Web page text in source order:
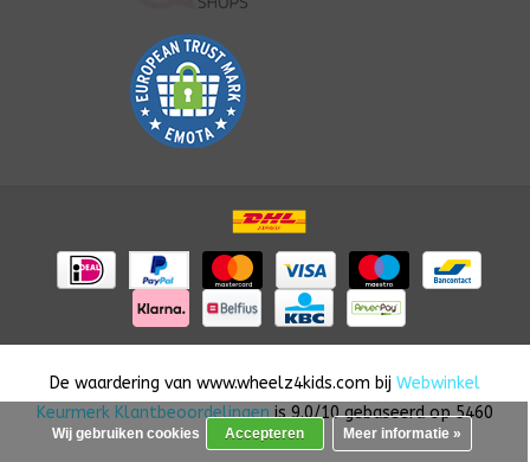
Wij gebruiken cookies Accepteren Meer informatie »
De waardering van www.wheelz4kids.com bij Webwinkel
Keurmerk Klantbeoordelingenis9.0/10 gebaseerd op5460
reviews.